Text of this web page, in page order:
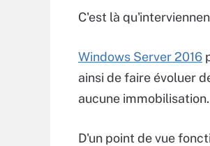
C'est là
Windows Server 2016
ainsi de faire évoluer
aucune immobilisation.
D'un point de vue